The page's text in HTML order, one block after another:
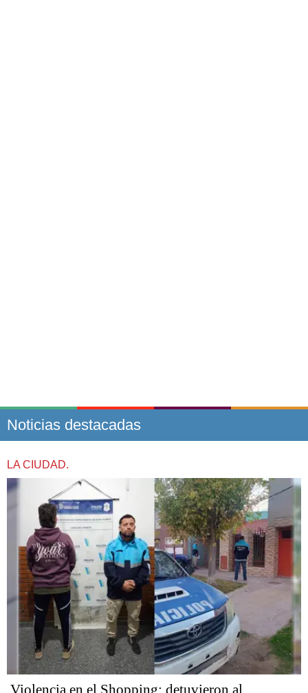
Noticias destacadas
LA CIUDAD.
Violencia en el Shopping: detuvieron al